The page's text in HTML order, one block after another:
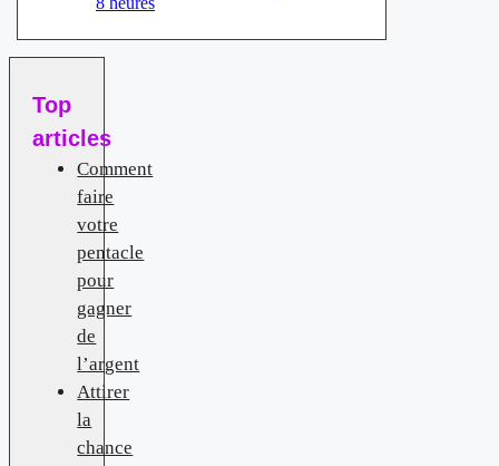
Top
articles
Comment
faire
votre
pentacle
pour
gagner
de
l’argent
Attirer
la
chance